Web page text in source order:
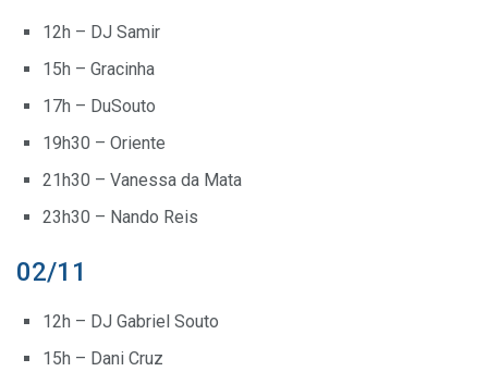
12h – DJ Samir
15h – Gracinha
17h – DuSouto
19h30 – Oriente
21h30 – Vanessa da Mata
23h30 – Nando Reis
02/11
12h – DJ Gabriel Souto
15h – Dani Cruz